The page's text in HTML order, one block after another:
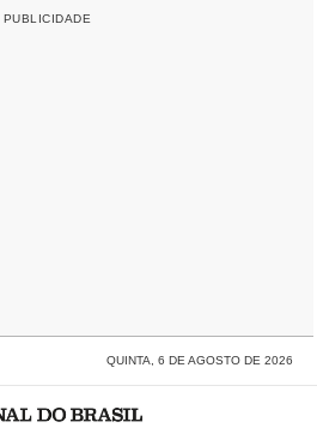
QUINTA, 6 DE AGOSTO DE 2026